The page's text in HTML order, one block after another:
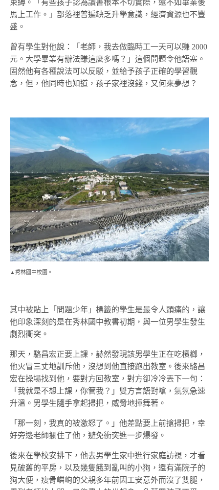
束縛。「有些孩子認為讀書根本不切實際 ，還不如畢業後
馬上工作。」部落裡普遍缺乏升學意識， 經濟資源也不豐
盛。
曾有學生對他說：「老師，我去做臨時工一天可以賺 2000
元。大學畢業有辦法賺這麼多嗎？」這個問題令他語塞。
固然他有各種說法可以反駁，並給予孩子正確的學習觀
念，但，他同時也知道，孩子家裡沒錢，又何來夢想？
▲秀林國中校園。
其中被貼上「問題少年 」標籤的學生是最令人頭痛的 ，讓
他印象深刻的是在秀林國中教書初期，與一位男學生發生
劇烈衝突。
那天，駱昌宏正要上課，赫然發現該男學生正在吃檳榔，
他火冒三丈地訓斥他，沒想到他直接跑出教室。後來駱昌
宏在操場找到他，要對方回教室 ，對方卻冷冷丟下一句：
「我就是不想上課，你管我？」雙方言語對嗆，氣氛急速
升溫。男學生隨手拿起掃把，威脅地揮舞著。
「那一刻，我真的被激怒了。」他差點要上前搶掃把，幸
好旁邊老師攔住了他，避免衝突進一步爆發。
後來在學校安排下，他去男學生家中進行家庭訪視，才看
見破舊的平房，以及幾隻餓到亂叫的小狗，還有滿院子的
狗大便 ，瘦骨嶙峋的父親多年前因工安意外而沒了雙腿，